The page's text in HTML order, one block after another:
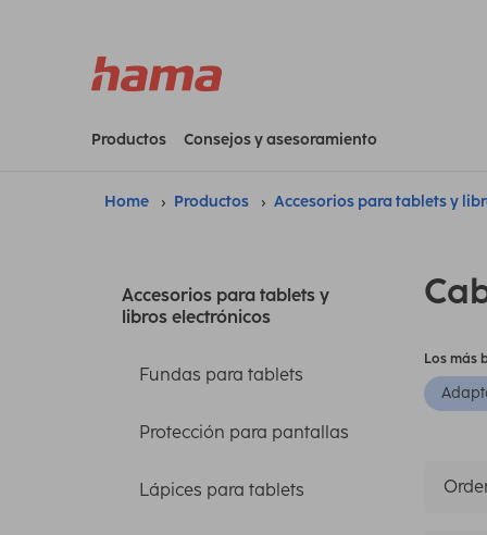
Productos Consejos y asesoramiento
Home Productos Accesorios para tablets y
Accesorios para tablets y
libros electrónicos
Fundas para tablets
Protección para pantallas
Lápices para tablets
Los más